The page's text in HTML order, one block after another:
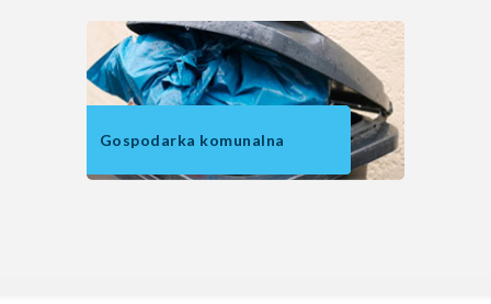
Gospodarka komunalna